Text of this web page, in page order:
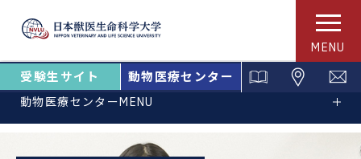
MENU
受験生サイト 動物医療センター
動物医療センターMENU